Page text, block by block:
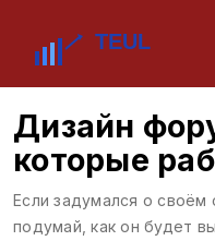
Дизайн
которые
Если задумался о
подумай, как он будет